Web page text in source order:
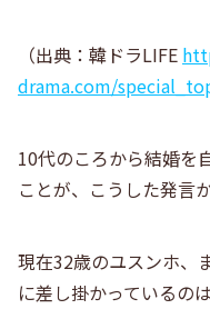
（出典：韓ドラLIFE
drama.com/
10代のころから結婚を
ことが、こうした発言
現在32歳のユスンホ、
に差し掛かっているの